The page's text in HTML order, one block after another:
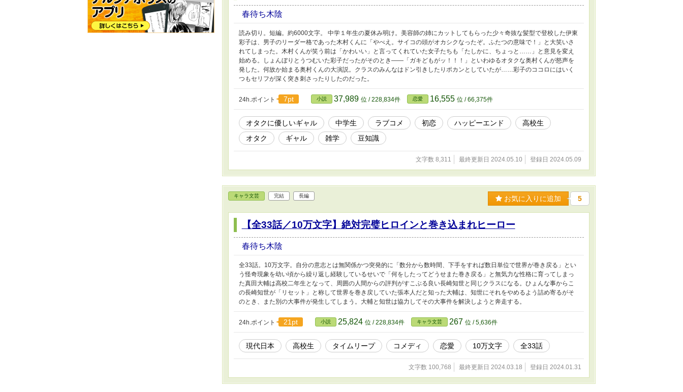
春待ち木陰
読み切り。短編。約6000文字。 中学１年生の夏休み明け。美容師の姉にカットしてもらった少々奇抜な髪型で登校した伊東
彩子は、男子のリーダー格であった木村くんに「やべえ。サイコの頭がオカシクなったぞ。ふたつの意味で！」と大笑いさ
れてしまった。木村くんが笑う前は「かわいい」と言ってくれていた女子たちも「たしかに、ちょっと……」と意見を変え
始める。しょんぼりとうつむいた彩子だったがそのとき――「ガキどもがッ！！！」といわゆるオタクな奥村くんが怒声を
発した。何故か始まる奥村くんの大演説。クラスのみんなはドン引きしたりポカンとしていたが……彩子のココロにはいく
つもセリフが深く突き刺さったりしたのだった。
24h.ポイント 7pt 小説 37,989 位 / 228,834件 恋愛 16,555 位 / 66,375件
オタクに優しいギャル 中学生 ラブコメ 初恋 ハッピーエンド
高校生
オタク
ギャル 雑学 豆知識
文字数 8,311 最終更新日 2024.05.10 登録日 2024.05.09
キャラ文芸 完結 長編 お気に入りに追加 5
【全33話／10万文字】絶対完璧ヒロインと巻き込まれヒーロー
春待ち木陰
全33話。10万文字。自分の意志とは無関係かつ突発的に「数分から数時間、下手をすれば数日単位で世界が巻き戻る」とい
う怪奇現象を幼い頃から繰り返し経験しているせいで「何をしたってどうせまた巻き戻る」と無気力な性格に育ってしまっ
た真田大輔は高校二年生となって、周囲の人間からの評判がすこぶる良い長崎知世と同じクラスになる。ひょんな事からこ
の長崎知世が「リセット」と称して世界を巻き戻していた張本人だと知った大輔は、知世にそれをやめるよう詰め寄るがそ
のとき、また別の大事件が発生してしまう。大輔と知世は協力してその大事件を解決しようと奔走する。
24h.ポイント 21pt 小説 25,824 位 / 228,834件 キャラ文芸 267 位 / 5,636件
現代日本 高校生 タイムリープ コメディ 恋愛 10万文字 全33話
文字数 100,768 最終更新日 2024.03.18 登録日 2024.01.31